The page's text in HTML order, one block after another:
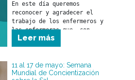
En este día queremos
reconocer y agradecer el
trabajo de los enfermeros y
las enfermeras que, con
responsabilidad, compromiso y
profesionalismo, brindan
beneficiarios.
Leer más
11 al 17 de mayo: Semana
Mundial de Concientización